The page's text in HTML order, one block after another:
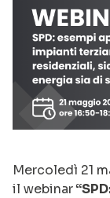
Mercoledì 21
il webinar